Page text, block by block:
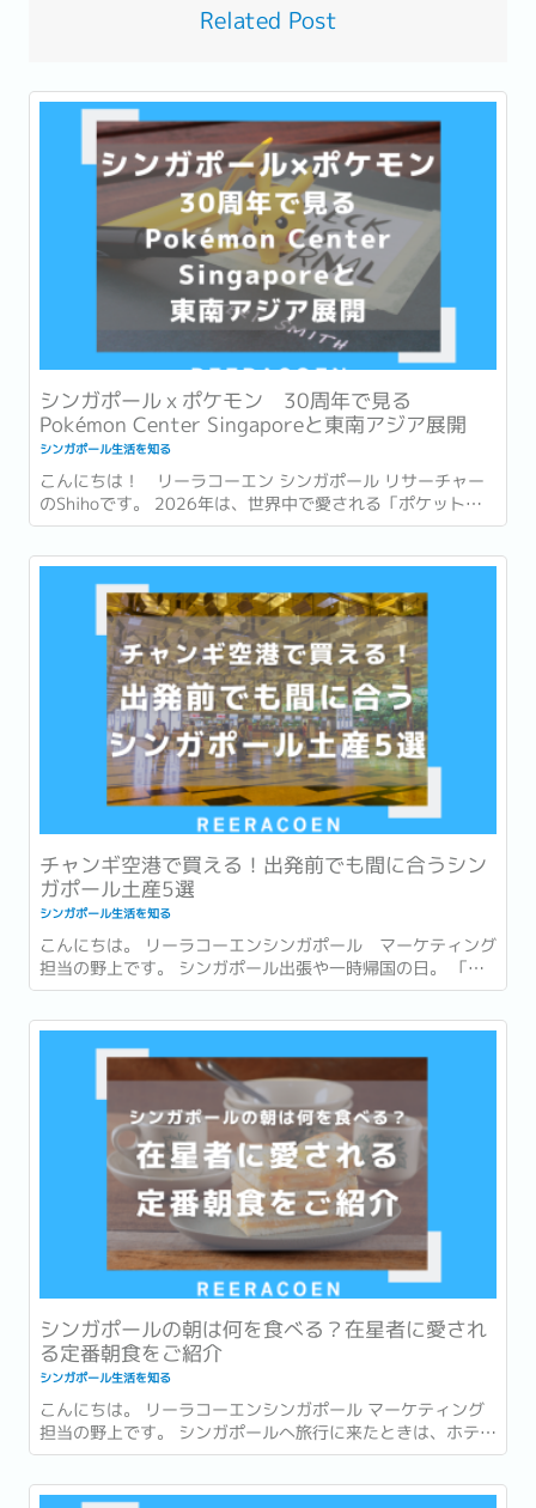
Related Post
シンガポールｘポケモン 30周年で見る
Pokémon Center Singaporeと東南アジア展開
シンガポール生活を知る
こんにちは！ リーラコーエン シンガポール リサーチャー
のShihoです。 2026年は、世界中で愛される「ポケットモ
ンスター (ポケモン)」が誕生して30周年という節目の年で
まれ、日本を代表するコンテンツの一つとなったポケモ
チャンギ空港で買える！出発前でも間に合うシン
ガポール土産5選
シンガポール生活を知る
こんにちは。 リーラコーエンシンガポール マーケティング
担当の野上です。 シンガポール出張や一時帰国の日。 「最
後まで打合せや商談が入っていて、市内でお土産を買う時間
てお土産が買えなかった…。」 このような経験はありません
シンガポールの朝は何を食べる？在星者に愛され
る定番朝食をご紹介
シンガポール生活を知る
こんにちは。 リーラコーエンシンガポール マーケティング
担当の野上です。 シンガポールへ旅行に来たときは、ホテル
での朝食を楽しんだり、有名店でローカルグルメを味わった
めると、「朝食」は毎日の生活の一部になります。...